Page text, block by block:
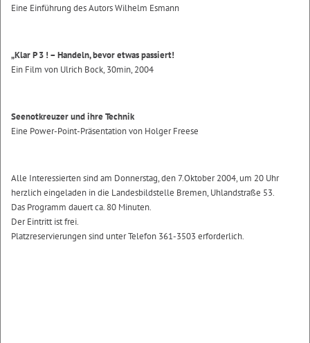
Eine Einführung des Autors Wilhelm Esmann
„Klar P 3 ! – Handeln, bevor etwas passiert!
Ein Film von Ulrich Bock, 30min, 2004
Seenotkreuzer und ihre Technik
Eine Power-Point-Präsentation von Holger Freese
Alle Interessierten sind am Donnerstag, den 7.Oktober 2004, um 20 Uhr
herzlich eingeladen in die Landesbildstelle Bremen, Uhlandstraße 53.
Das Programm dauert ca. 80 Minuten.
Der Eintritt ist frei.
Platzreservierungen sind unter Telefon 361-3503 erforderlich.